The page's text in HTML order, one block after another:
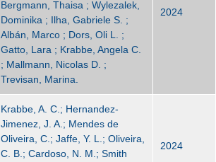
Bergmann, Thaisa ; Wylezalek,
Dominika ; Ilha, Gabriele S. ;
Albán, Marco ; Dors, Oli L. ;
Gatto, Lara ; Krabbe, Angela C.
; Mallmann, Nicolas D. ;
Trevisan, Marina.
2024
Krabbe, A. C.; Hernandez-
Jimenez, J. A.; Mendes de
Oliveira, C.; Jaffe, Y. L.; Oliveira,
C. B.; Cardoso, N. M.; Smith
2024